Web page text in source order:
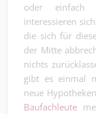
oder einfach
interessieren
die sich für
der Mitte
nichts
gibt es einmal
neue
Baufachleute